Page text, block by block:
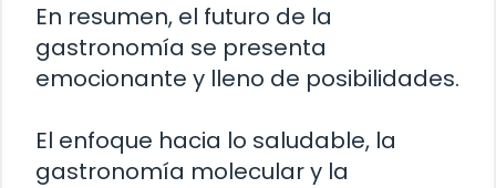
En resumen, el futuro de la
gastronomía se presenta
emocionante y lleno de posibilidades.
El enfoque hacia lo saludable, la
gastronomía molecular y la